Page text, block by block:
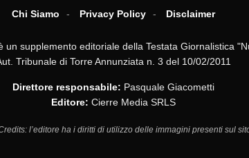
Chi Siamo Privacy Policy Disclaimer
un supplemento editoriale della Testata Giornalistica
Tribunale di Torre Annunziata n. 3 del 10/02/2011
Direttore responsabile: Pasquale Giacometti
Editore: Cierre Media SRLS
l’editore ha i diritti di utilizzo delle immagini presenti sul